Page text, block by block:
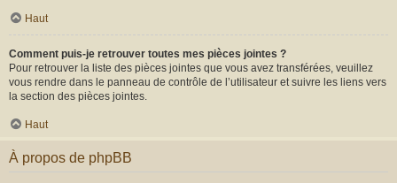
Haut
Comment puis-je retrouver toutes mes pièces jointes ?
Pour retrouver la liste des pièces jointes que vous avez transférées, veuillez
vous rendre dans le panneau de contrôle de l’utilisateur et suivre les liens vers
la section des pièces jointes.
Haut
À propos de phpBB